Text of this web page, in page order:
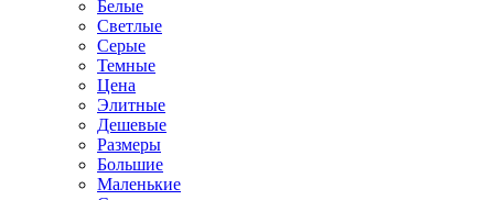
Белые
Светлые
Серые
Темные
Цена
Элитные
Дешевые
Размеры
Большие
Маленькие